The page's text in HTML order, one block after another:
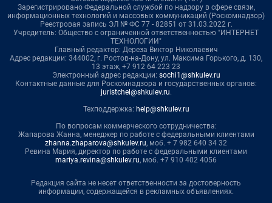
Зарегистрировано Федеральной службой по надзору в сфере связи,
информационных технологий и массовых коммуникаций (Роскомнадзор)
Реестровая запись ЭЛ № ФС 77 - 82851 от 31.03.2022 г.
Учредитель: Общество с ограниченной ответственностью "ИНТЕРНЕТ
ТЕХНОЛОГИИ"
Главный редактор: Дереза Виктор Николаевич
Адрес редакции: 344002, г. Ростов-на-Дону, ул. Максима Горького, д. 130,
13 этаж, +7 912 64 223 23
Электронный адрес редакции: sochi1@shkulev.ru
Контактные данные для Роскомнадзора и государственных органов:
juristchel@shkulev.ru.
Техподдержка: help@shkulev.ru
По вопросам коммерческого сотрудничества:
Жапарова Жанна, менеджер по работе с федеральными клиентами
zhanna.zhaparova@shkulev.ru, моб. + 7 982 640 34 32
Ревина Мария, директор по работе с федеральными клиентами
mariya.revina@shkulev.ru, моб. +7 910 402 4056
Редакция сайта не несет ответственности за достоверность
информации, содержащейся в рекламных объявлениях.